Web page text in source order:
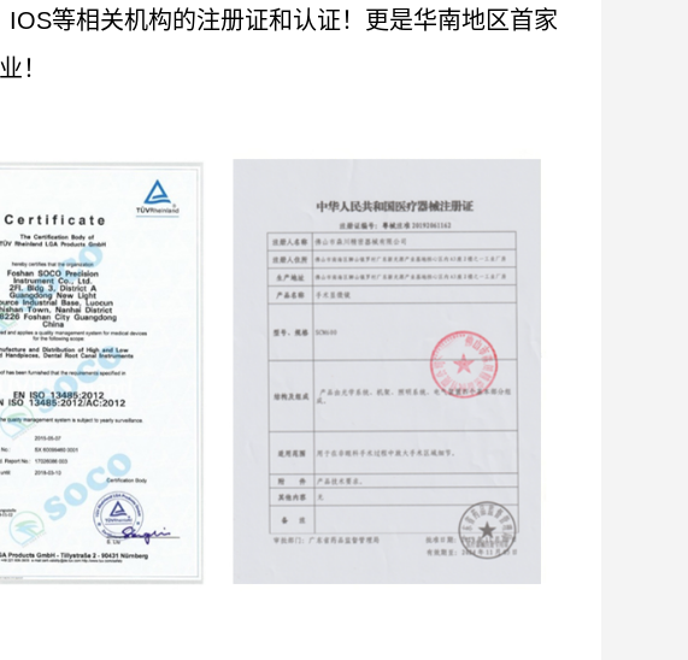
等相关机构的注册证和认证！更是华南地区首家
！